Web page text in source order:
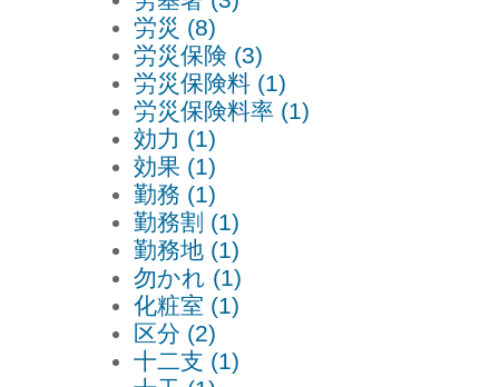
労災 (8)
労災保険 (3)
労災保険料 (1)
労災保険料率 (1)
効力 (1)
効果 (1)
勤務 (1)
勤務割 (1)
勤務地 (1)
勿かれ (1)
化粧室 (1)
区分 (2)
十二支 (1)